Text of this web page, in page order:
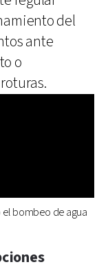
del
ante
o
bombeo de agua